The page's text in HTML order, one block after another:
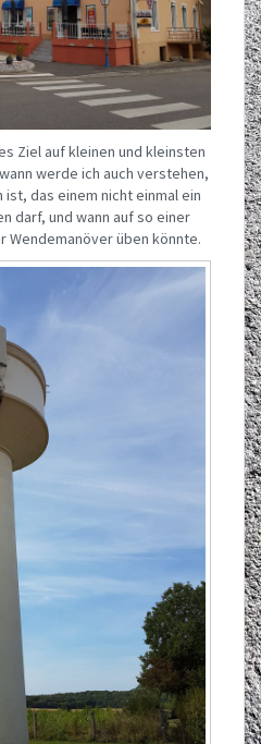
Ziel auf kleinen und kleinsten
werde ich auch verstehen,
ist, das einem nicht einmal ein
darf, und wann auf so einer
Wendemanöver üben könnte.